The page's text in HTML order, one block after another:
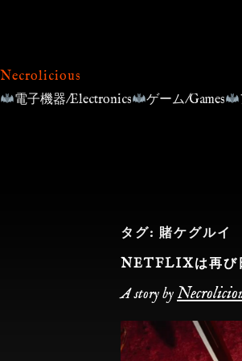
Necrolicious
電子機器/Electronics
ゲーム/Games
タグ: 賭ケグルイ
NETFLIXは再び
A story by